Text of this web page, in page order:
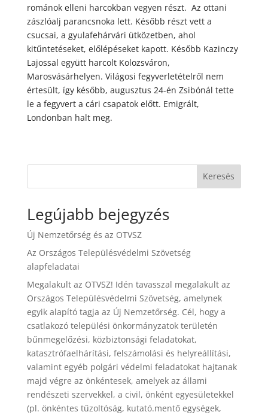
románok elleni harcokban vegyen részt. Az ottani
zászlóalj parancsnoka lett. Később részt vett a
csucsai, a gyulafehárvári ütközetben, ahol
kitűntetéseket, előlépéseket kapott. Később Kazinczy
Lajossal együtt harcolt Kolozsváron,
Marosvásárhelyen. Világosi fegyverletételről nem
értesült, így később, augusztus 24-én Zsibónál tette
le a fegyvert a cári csapatok előtt. Emigrált,
Londonban halt meg.
Keresés
Legújabb bejegyzés
Új Nemzetőrség és az OTVSZ
Az Országos Településvédelmi Szövetség
alapfeladatai
Megalakult az OTVSZ! Idén tavasszal megalakult az
Országos Településvédelmi Szövetség, amelynek
egyik alapító tagja az Új Nemzetőrség. Cél, hogy a
csatlakozó települési önkormányzatok területén
bűnmegelőzési, közbiztonsági feladatokat,
katasztrófaelhárítási, felszámolási és helyreállítási,
valamint egyéb polgári védelmi feladatokat hajtanak
majd végre az önkéntesek, amelyek az állami
rendészeti szervekkel, a civil, önként egyesületekkel
(pl. önkéntes tűzoltóság, kutató.mentő egységek,